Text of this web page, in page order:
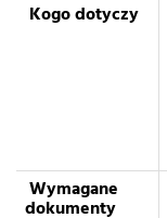
Kogo dotyczy
Wymagane
dokumenty